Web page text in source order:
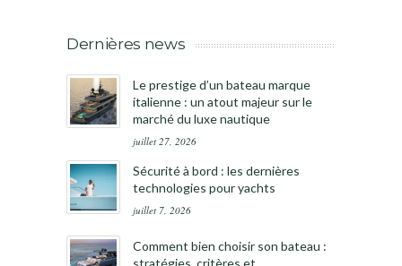
Dernières news
Le prestige d’un bateau marque
italienne : un atout majeur sur le
marché du luxe nautique
juillet 27, 2026
Sécurité à bord : les dernières
technologies pour yachts
juillet 7, 2026
Comment bien choisir son bateau :